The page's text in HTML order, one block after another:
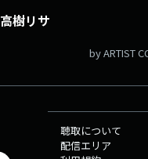
高樹リサ
by ARTIST
聴取について
配信エリア